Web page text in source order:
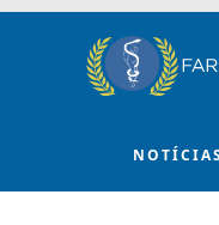
Skip to main
NOTÍCIAS